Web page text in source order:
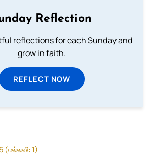
Reflection
reflections for each Sunday and
grow in faith.
REFLECT NOW
(பல்லவி: 1)